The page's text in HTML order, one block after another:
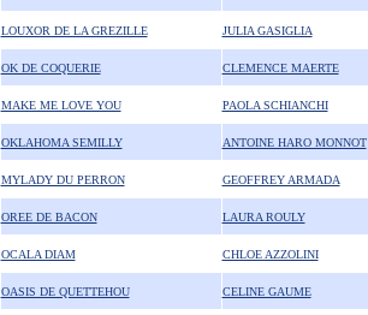
LOUXOR DE LA GREZILLE JULIA GASIGLIA
OK DE COQUERIE CLEMENCE MAERTE
MAKE ME LOVE YOU PAOLA SCHIANCHI
OKLAHOMA SEMILLY ANTOINE HARO MONNOT
MYLADY DU PERRON GEOFFREY ARMADA
OREE DE BACON LAURA ROULY
OCALA DIAM CHLOE AZZOLINI
OASIS DE QUETTEHOU CELINE GAUME